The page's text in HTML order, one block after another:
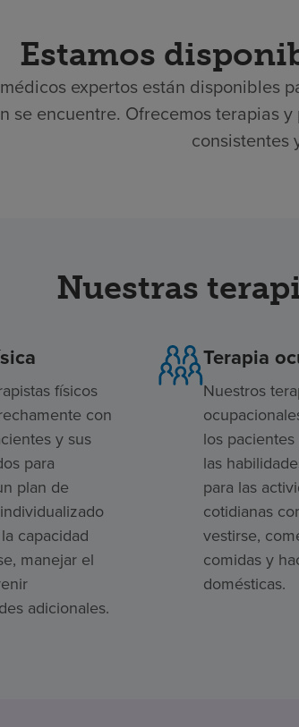
Estamos
expertos están disponibles
se encuentre. Ofrecemos terapias
consistentes
Nuestras
físicos
con
y sus
para
plan de
capacidad
manejar el
adicionales.
Terapia
Nuestros
los
las
para las
cotidianas
vestirse,
comidas y
domésticas.